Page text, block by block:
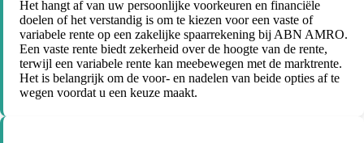
Het hangt af van uw persoonlijke voorkeuren en financiële
doelen of het verstandig is om te kiezen voor een vaste of
variabele rente op een zakelijke spaarrekening bij ABN AMRO.
Een vaste rente biedt zekerheid over de hoogte van de rente,
terwijl een variabele rente kan meebewegen met de marktrente.
Het is belangrijk om de voor- en nadelen van beide opties af te
wegen voordat u een keuze maakt.